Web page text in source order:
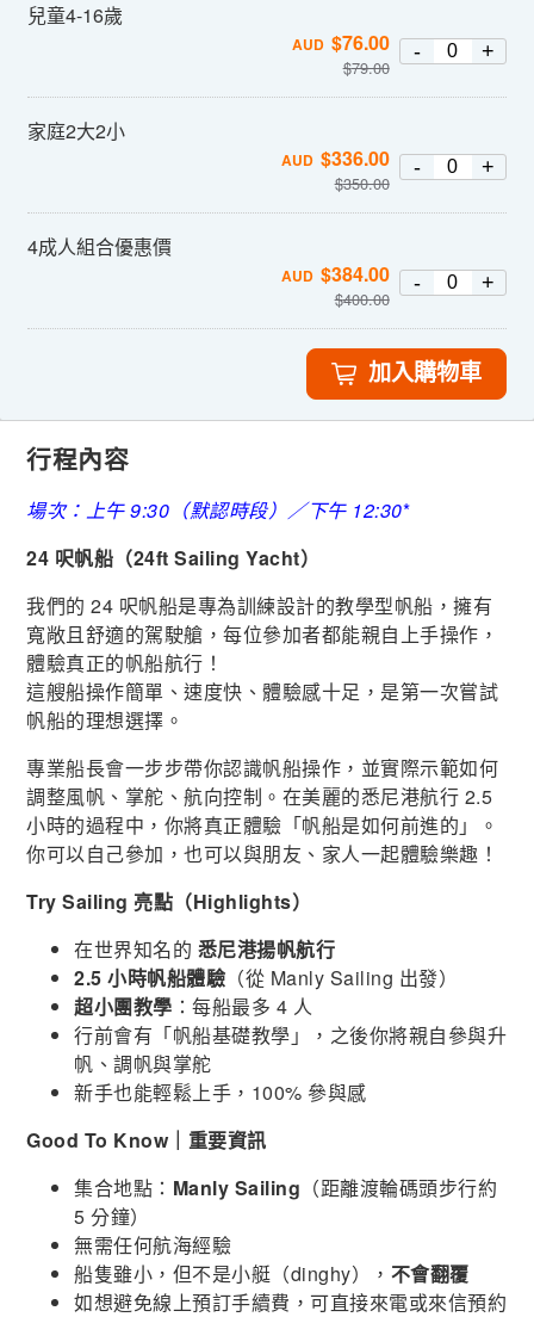
兒童4-16歲
AUD $76.00
$79.00
- +
家庭2大2小
AUD $336.00
$350.00
- +
4成人組合優惠價
AUD $384.00
$400.00
- +
加入購物車
行程內容
場次：上午 9:30（默認時段）／下午 12:30*
24 呎帆船（24ft Sailing Yacht）
我們的 24 呎帆船是專為訓練設計的教學型帆船，擁有
寬敞且舒適的駕駛艙，每位參加者都能親自上手操作，
體驗真正的帆船航行！
這艘船操作簡單、速度快、體驗感十足，是第一次嘗試
帆船的理想選擇。
專業船長會一步步帶你認識帆船操作，並實際示範如何
調整風帆、掌舵、航向控制。在美麗的悉尼港航行 2.5
小時的過程中，你將真正體驗「帆船是如何前進的」。
你可以自己參加，也可以與朋友、家人一起體驗樂趣！
Try Sailing 亮點（Highlights）
在世界知名的 悉尼港揚帆航行
2.5 小時帆船體驗 （從 Manly Sailing 出發）
超小團教學 ：每船最多 4 人
行前會有「帆船基礎教學」，之後你將親自參與升
帆、調帆與掌舵
新手也能輕鬆上手，100% 參與感
Good To Know｜重要資訊
集合地點： Manly Sailing （距離渡輪碼頭步行約
5 分鐘）
無需任何航海經驗
船隻雖小，但不是小艇（dinghy）， 不會翻覆
如想避免線上預訂手續費，可直接來電或來信預約